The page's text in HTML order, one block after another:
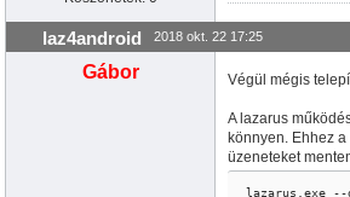
laz4android 2018 okt. 22 17:25
Gábor Végül mégis
A lazarus
könnyen. Ehhez
üzeneteket
lazarus.exe --